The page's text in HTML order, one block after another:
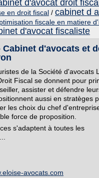
d'avocat droit fiscal
en droit fiscal / cabinet d
fiscale en matiere
d'avocat fiscaliste
d'avocats et
de la Société d'avocats
Fiscal se donnent pour
assister et défendre
aussi en stratèges
les choix du chef
force de proposition.
s'adaptent à toutes les
avocats.com